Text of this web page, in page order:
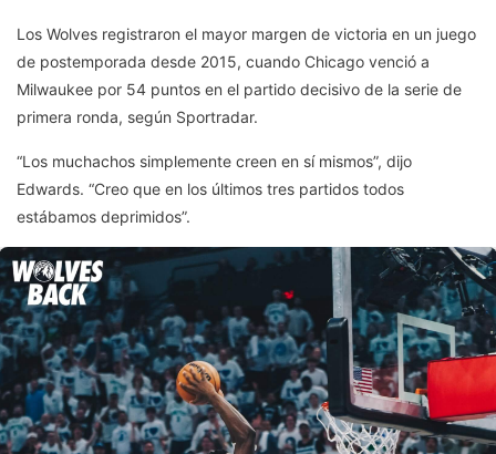
Los Wolves registraron el mayor margen de victoria en un juego
de postemporada desde 2015, cuando Chicago venció a
Milwaukee por 54 puntos en el partido decisivo de la serie de
primera ronda, según Sportradar.
“Los muchachos simplemente creen en sí mismos”, dijo
Edwards. “Creo que en los últimos tres partidos todos
estábamos deprimidos”.